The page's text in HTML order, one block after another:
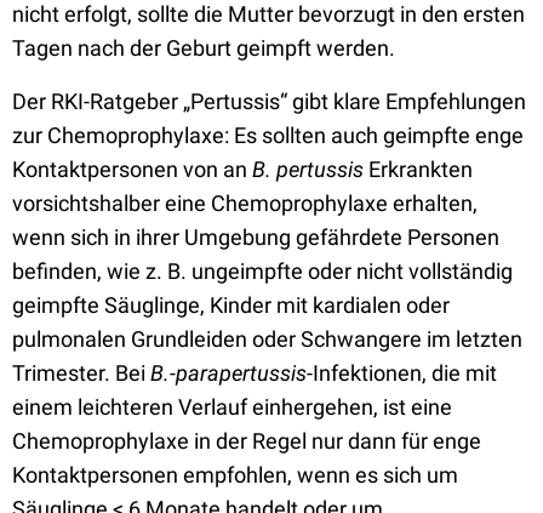
nicht erfolgt, sollte die Mutter bevorzugt in den ersten
Tagen nach der Geburt geimpft werden.
Der RKI-Ratgeber „Pertussis“ gibt klare Empfehlungen
zur Chemoprophylaxe: Es sollten auch geimpfte enge
Kontaktpersonen von an B. pertussis Erkrankten
vorsichtshalber eine Chemoprophylaxe erhalten,
wenn sich in ihrer Umgebung gefährdete Personen
befinden, wie z. B. ungeimpfte oder nicht vollständig
geimpfte Säuglinge, Kinder mit kardialen oder
pulmonalen Grundleiden oder Schwangere im letzten
Trimester. Bei B.-parapertussis-Infektionen, die mit
einem leichteren Verlauf einhergehen, ist eine
Chemoprophylaxe in der Regel nur dann für enge
Kontaktpersonen empfohlen, wenn es sich um